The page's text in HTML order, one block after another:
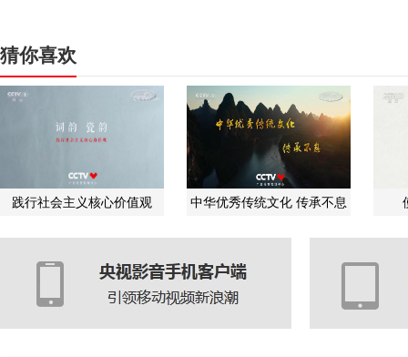
猜你喜欢
践行社会主义核心价值观 中华优秀传统文化 传承不息